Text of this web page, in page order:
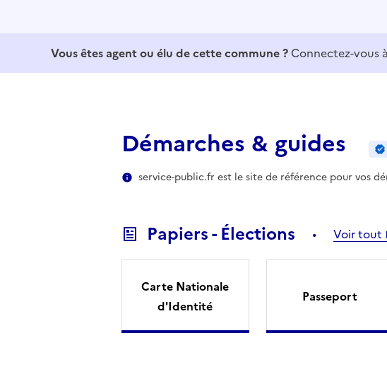
Vous êtes agent ou élu de cette commune ? Connectez-vous à
Démarches & guides
service-public.fr est le site de référence pour vos
Papiers - Élections Voir tout
Carte Nationale
d'Identité
Passeport